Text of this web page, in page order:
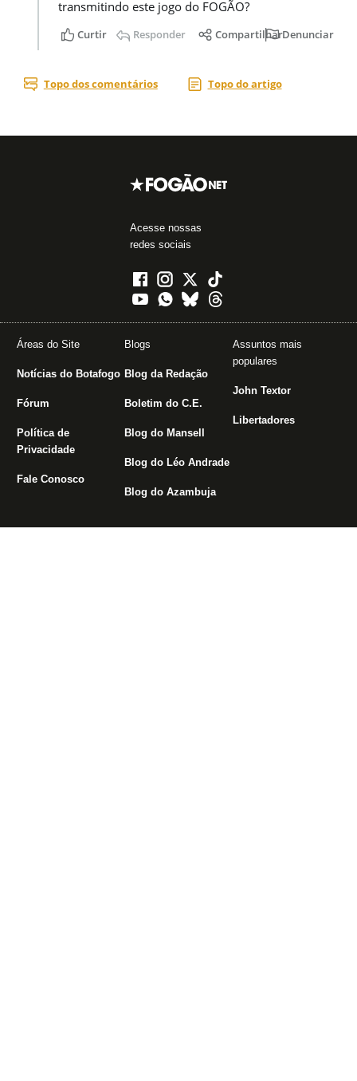
Acesse nossas
redes sociais
Áreas do Site
Notícias do Botafogo
Fórum
Política de
Privacidade
Fale Conosco
Blogs
Blog da Redação
Boletim do C.E.
Blog do Mansell
Blog do Léo Andrade
Blog do Azambuja
Assuntos mais
populares
John Textor
Libertadores